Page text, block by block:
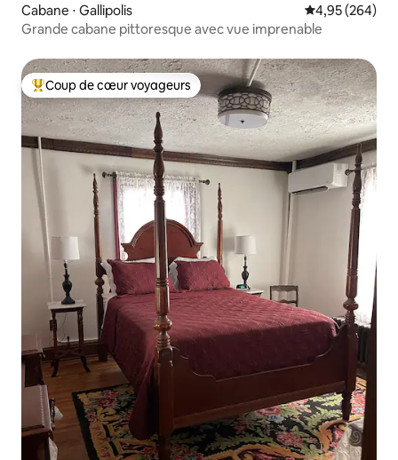
Cabane ⋅ Gallipolis Évaluation
4,95 (264)
Grande cabane pittoresque avec vue imprenable
Coups de cœur voyageurs les plus appréciés
Coup de cœur voyageurs